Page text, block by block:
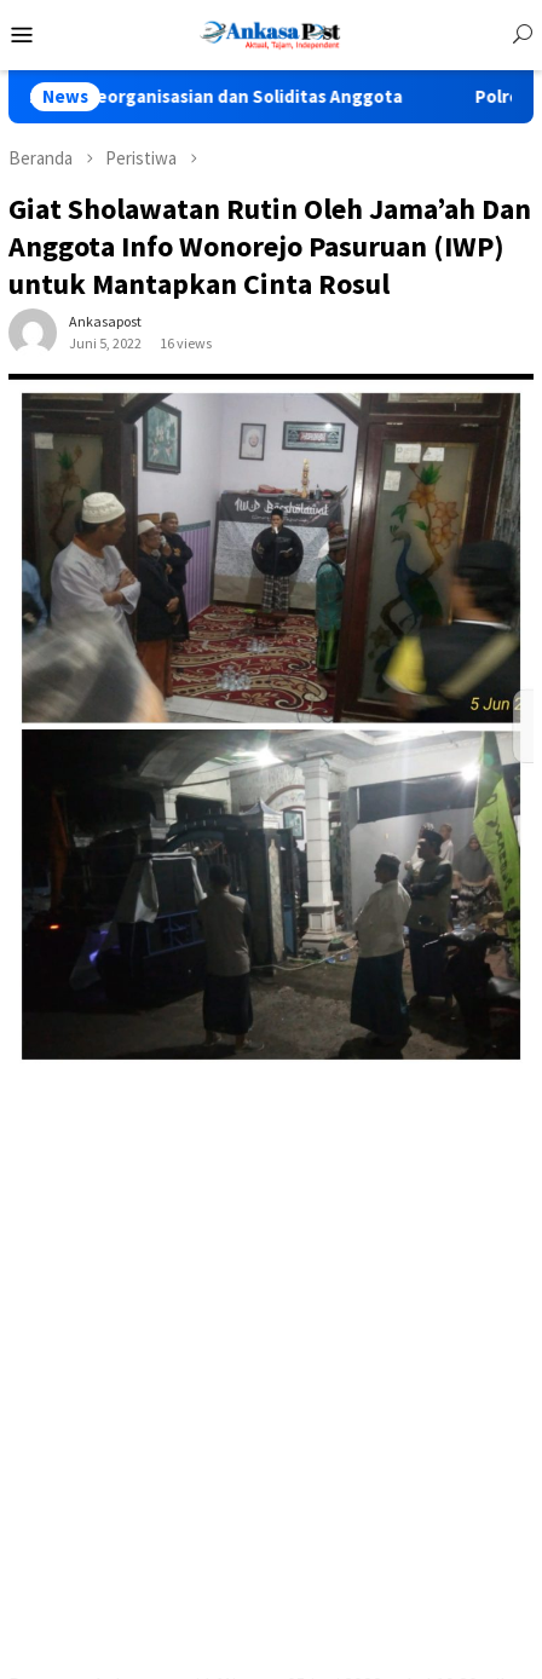
ke
Mobile
Newsdan Soliditas Anggota Polres Pasuruan
Beranda Peristiwa
Giat Sholawatan Rutin Oleh Jama’ah Dan
Anggota Info Wonorejo Pasuruan (IWP)
untuk Mantapkan Cinta Rosul
Ankasapost
Juni 5, 2022
16 views